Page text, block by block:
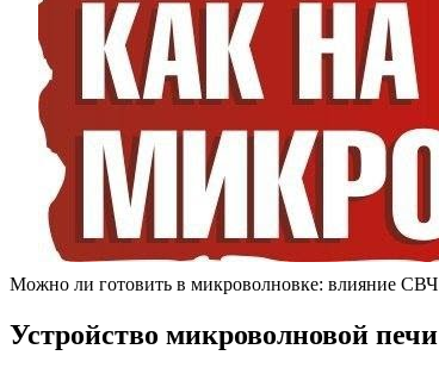
Можно ли готовить в микроволновке: влияние СВЧ
Устройство микроволновой печи